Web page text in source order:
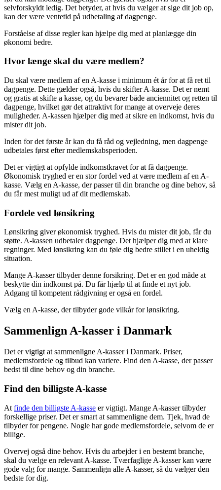
selvforskyldt ledig. Det betyder, at hvis du vælger at sige dit job op,
kan der være ventetid på udbetaling af dagpenge.
Forståelse af disse regler kan hjælpe dig med at planlægge din
økonomi bedre.
Hvor længe skal du være medlem?
Du skal være medlem af en A-kasse i minimum ét år for at få ret til
dagpenge. Dette gælder også, hvis du skifter A-kasse. Det er nemt
og gratis at skifte a kasse, og du bevarer både anciennitet og retten til
dagpenge, hvilket gør det attraktivt for mange at overveje deres
muligheder. A-kassen hjælper dig med at sikre en indkomst, hvis du
mister dit job.
Inden for det første år kan du få råd og vejledning, men dagpenge
udbetales først efter medlemskabsperioden.
Det er vigtigt at opfylde indkomstkravet for at få dagpenge.
Økonomisk tryghed er en stor fordel ved at være medlem af en A-
kasse. Vælg en A-kasse, der passer til din branche og dine behov, så
du får mest muligt ud af dit medlemskab.
Fordele ved lønsikring
Lønsikring giver økonomisk tryghed. Hvis du mister dit job, får du
støtte. A-kassen udbetaler dagpenge. Det hjælper dig med at klare
regninger. Med lønsikring kan du føle dig bedre stillet i en uheldig
situation.
Mange A-kasser tilbyder denne forsikring. Det er en god måde at
beskytte din indkomst på. Du får hjælp til at finde et nyt job.
Adgang til kompetent rådgivning er også en fordel.
Vælg en A-kasse, der tilbyder gode vilkår for lønsikring.
Sammenlign A-kasser i Danmark
Det er vigtigt at sammenligne A-kasser i Danmark. Priser,
medlemsfordele og tilbud kan variere. Find den A-kasse, der passer
bedst til dine behov og din branche.
Find den billigste A-kasse
At finde den billigste A-kasse er vigtigt. Mange A-kasser tilbyder
forskellige priser. Det er smart at sammenligne dem. Tjek, hvad de
tilbyder for pengene. Nogle har gode medlemsfordele, selvom de er
billige.
Overvej også dine behov. Hvis du arbejder i en bestemt branche,
skal du vælge en relevant A-kasse. Tværfaglige A-kasser kan være
gode valg for mange. Sammenlign alle A-kasser, så du vælger den
bedste for dig.